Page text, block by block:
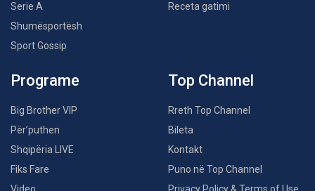
Serie A
Shumësportësh
Sport Gossip
Receta gatimi
Programe
Big Brother VIP
Për’puthen
Shqipëria LIVE
Fiks Fare
Top Channel
Rreth Top Channel
Bileta
Kontakt
Puno në Top Channel